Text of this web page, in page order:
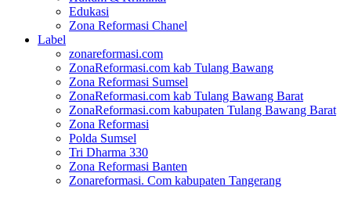
Edukasi
Zona Reformasi Chanel
Label
zonareformasi.com
ZonaReformasi.com kab Tulang Bawang
Zona Reformasi Sumsel
ZonaReformasi.com kab Tulang Bawang Barat
ZonaReformasi.com kabupaten Tulang Bawang Barat
Zona Reformasi
Polda Sumsel
Tri Dharma 330
Zona Reformasi Banten
Zonareformasi. Com kabupaten Tangerang